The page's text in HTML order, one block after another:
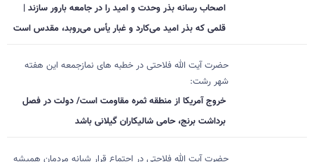
اصحاب رسانه بذر وحدت و امید را در جامعه بارور سازند |
قلمی که بذر امید می‌کارد و غبار یأس می‌روبد، مقدس است
حضرت آیت الله فلاحتی در خطبه های نمازجمعه این هفته
شهر رشت:
خروج آمریکا از منطقه ثمره مقاومت است/ دولت در فصل
برداشت برنج، حامی شالیکاران گیلانی باشد
حضرت آیت الله فلاحتی در اجتماع قرار شبانه مردمان همیشه